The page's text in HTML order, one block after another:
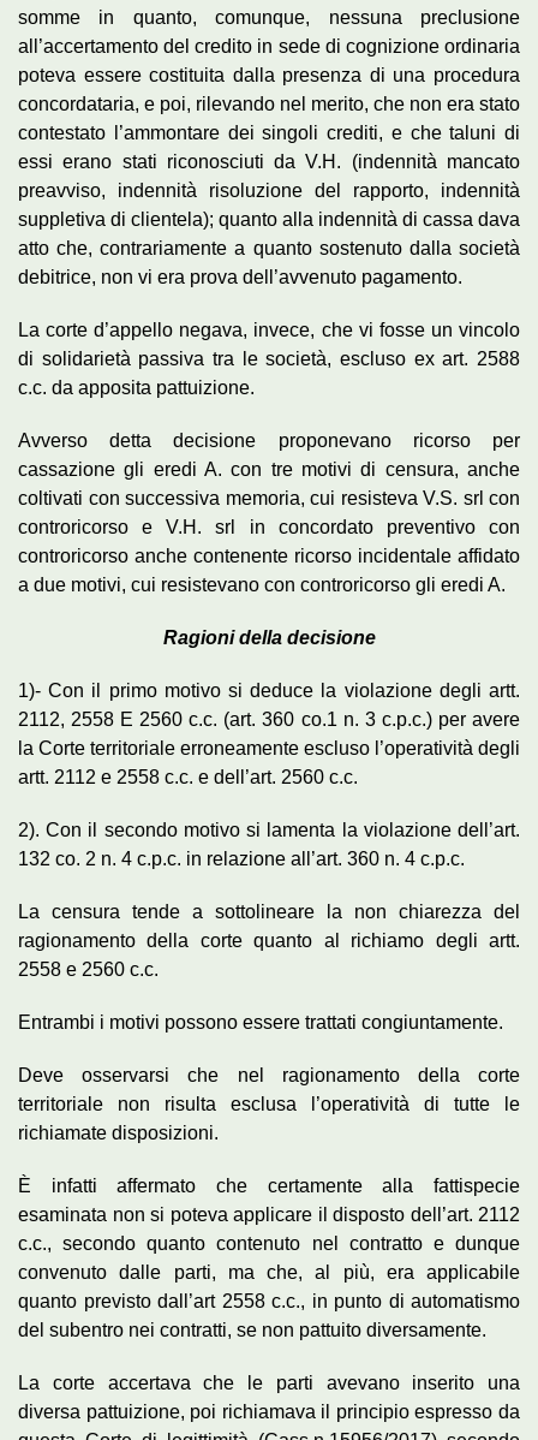
somme in quanto, comunque, nessuna preclusione
all’accertamento del credito in sede di cognizione ordinaria
poteva essere costituita dalla presenza di una procedura
concordataria, e poi, rilevando nel merito, che non era stato
contestato l’ammontare dei singoli crediti, e che taluni di
essi erano stati riconosciuti da V.H. (indennità mancato
preavviso, indennità risoluzione del rapporto, indennità
suppletiva di clientela); quanto alla indennità di cassa dava
atto che, contrariamente a quanto sostenuto dalla società
debitrice, non vi era prova dell’avvenuto pagamento.
La corte d’appello negava, invece, che vi fosse un vincolo
di solidarietà passiva tra le società, escluso ex art. 2588
c.c. da apposita pattuizione.
Avverso detta decisione proponevano ricorso per
cassazione gli eredi A. con tre motivi di censura, anche
coltivati con successiva memoria, cui resisteva V.S. srl con
controricorso e V.H. srl in concordato preventivo con
controricorso anche contenente ricorso incidentale affidato
a due motivi, cui resistevano con controricorso gli eredi A.
Ragioni della decisione
1)- Con il primo motivo si deduce la violazione degli artt.
2112, 2558 E 2560 c.c. (art. 360 co.1 n. 3 c.p.c.) per avere
la Corte territoriale erroneamente escluso l’operatività degli
artt. 2112 e 2558 c.c. e dell’art. 2560 c.c.
2). Con il secondo motivo si lamenta la violazione dell’art.
132 co. 2 n. 4 c.p.c. in relazione all’art. 360 n. 4 c.p.c.
La censura tende a sottolineare la non chiarezza del
ragionamento della corte quanto al richiamo degli artt.
2558 e 2560 c.c.
Entrambi i motivi possono essere trattati congiuntamente.
Deve osservarsi che nel ragionamento della corte
territoriale non risulta esclusa l’operatività di tutte le
richiamate disposizioni.
È infatti affermato che certamente alla fattispecie
esaminata non si poteva applicare il disposto dell’art. 2112
c.c., secondo quanto contenuto nel contratto e dunque
convenuto dalle parti, ma che, al più, era applicabile
quanto previsto dall’art 2558 c.c., in punto di automatismo
del subentro nei contratti, se non pattuito diversamente.
La corte accertava che le parti avevano inserito una
diversa pattuizione, poi richiamava il principio espresso da